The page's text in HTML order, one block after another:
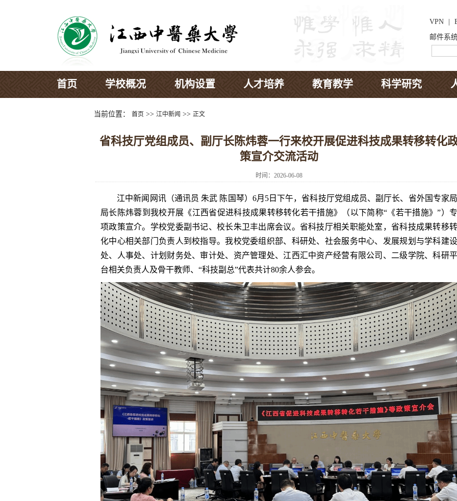
VPN
邮件系
首页 学校概况 机构设置 人才培养 教育教学 科学研究
当前位置： 首页 >> 江中新闻 >> 正文
省科技厅党组成员、副厅长陈炜蓉一行来校开展促进科技成果转移转化
策宣介交流活动
时间：2026-06-08
江中新闻网讯（通讯员 朱武 陈国琴）6月5日下午，省科技厅党组成员、副厅长、省外国专家局
局长陈炜蓉到我校开展《江西省促进科技成果转移转化若干措施》（以下简称“《若干措施》”）专
项政策宣介。学校党委副书记、校长朱卫丰出席会议。省科技厅相关职能处室，省科技成果转移转
化中心相关部门负责人到校指导。我校党委组织部、科研处、社会服务中心、发展规划与学科建设
处、人事处、计划财务处、审计处、资产管理处、江西汇中资产经营有限公司、二级学院、科研平
台相关负责人及骨干教师、“科技副总”代表共计80余人参会。